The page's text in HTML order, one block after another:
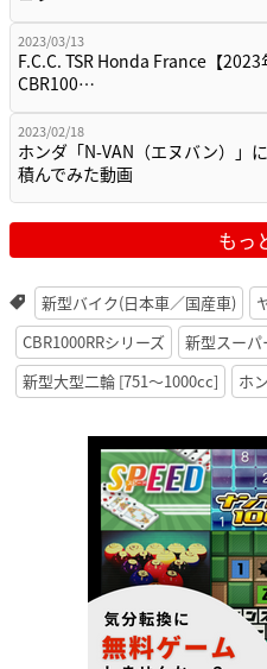
2023/03/13
F.C.C. TSR Honda France【2023
CBR100…
2023/02/18
ホンダ「N-VAN（エヌバン）」
積んでみた動画
もっ
新型バイク(日本車／国産車)
CBR1000RRシリーズ
新型スーパ
新型大型二輪 [751〜1000cc]
ホ